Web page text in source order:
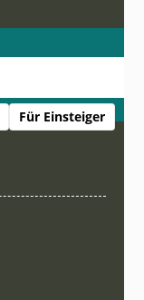
Für Einsteiger